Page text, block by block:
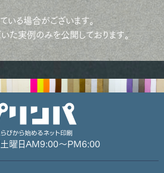
る場合がございます。
た実例のみを公開しております。
曜日 AM9:00～PM6:00